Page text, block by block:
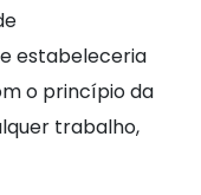
estabeleceria
o princípio da
trabalho,